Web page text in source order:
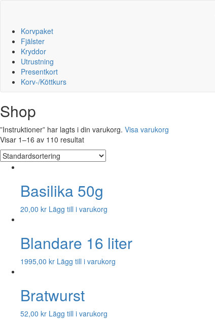
Korvpaket
Fjälster
Kryddor
Utrustning
Presentkort
Korv-/Köttkurs
Shop
”Instruktioner” har lagts i din varukorg. Visa varukorg
Visar 1–16 av 110 resultat
Basilika 50g
20,00 kr Lägg till i varukorg
Blandare 16 liter
1995,00 kr Lägg till i varukorg
Bratwurst
52,00 kr Lägg till i varukorg